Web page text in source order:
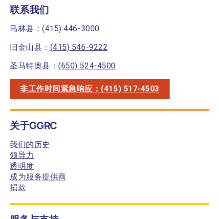
联系我们
马林县：(415) 446-3000
旧金山县： (415) 546-9222
圣马特奥县：(650) 524-4500
非工作时间紧急响应：(415) 517-4503
关于GGRC
我们的历史
领导力
透明度
成为服务提供商
捐款